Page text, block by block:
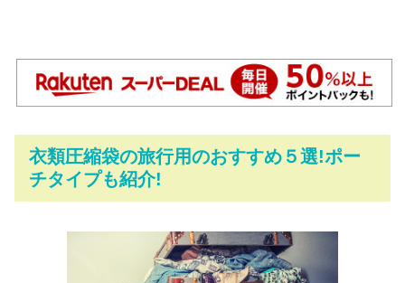
衣類圧縮袋の旅行用のおすすめ５選!ポー
チタイプも紹介!